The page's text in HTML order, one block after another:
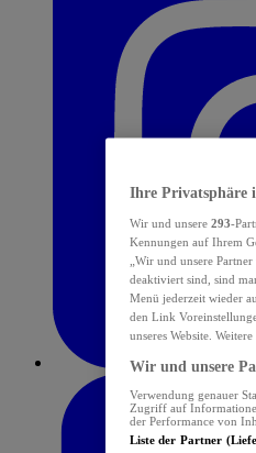
Ihre Privatsphäre
Wir und unsere 293-
Kennungen auf Ihrem
„Wir und unsere
deaktiviert sind, sind
Menü jederzeit wieder
den Link
unseres Website.
Wir und unsere
Verwendung genauer
Zugriff auf
der Performance von
Liste der Partner